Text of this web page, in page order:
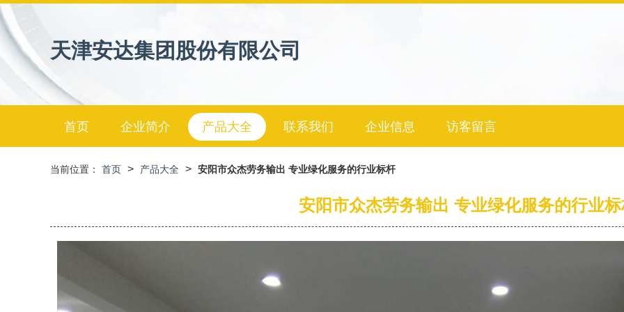
天津安达集团股份有限公司
首页 企业简介 产品大全 联系我们 企业信息 访客留言
当前位置： 首页 > 产品大全 > 安阳市众杰劳务输出 专业绿化服务的行业标杆
安阳市众杰劳务输出 专业绿化服务的行业